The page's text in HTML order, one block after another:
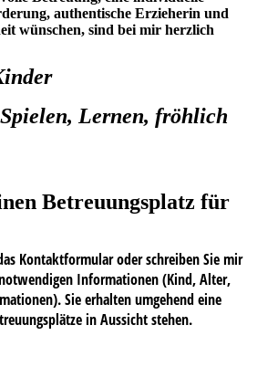
authentische Erzieherin und
wünschen, sind bei mir herzlich
Lernen, fröhlich
Betreuungsplatz für
Kontaktformular oder schreiben Sie mir
Informationen (Kind, Alter,
Sie erhalten umgehend eine
in Aussicht stehen.